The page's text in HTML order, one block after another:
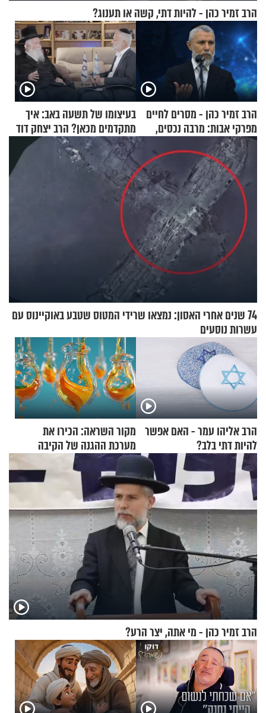
הרב זמיר כהן - להיות דתי, קשה או תענוג?
הרב זמיר כהן - מסרים לחיים
מפרקי אבות: מרבה נכסים,
מרבה דאגה
בעיצומו של תשעה באב: איך
מתקדמים מכאן? הרב יצחק דוד
גרוסמן בשיחה מיוחדת
74 שנים אחרי האסון: נמצאו שרידי המטוס שטבע באוקיינוס עם
עשרות נוסעים
הרב אליהו עמר - האם אפשר
להיות דתי בלב?
מקור השראה: הכירו את
מערכת ההגנה של הקיבה
הרב זמיר כהן - מי אתה, יצר הרע?